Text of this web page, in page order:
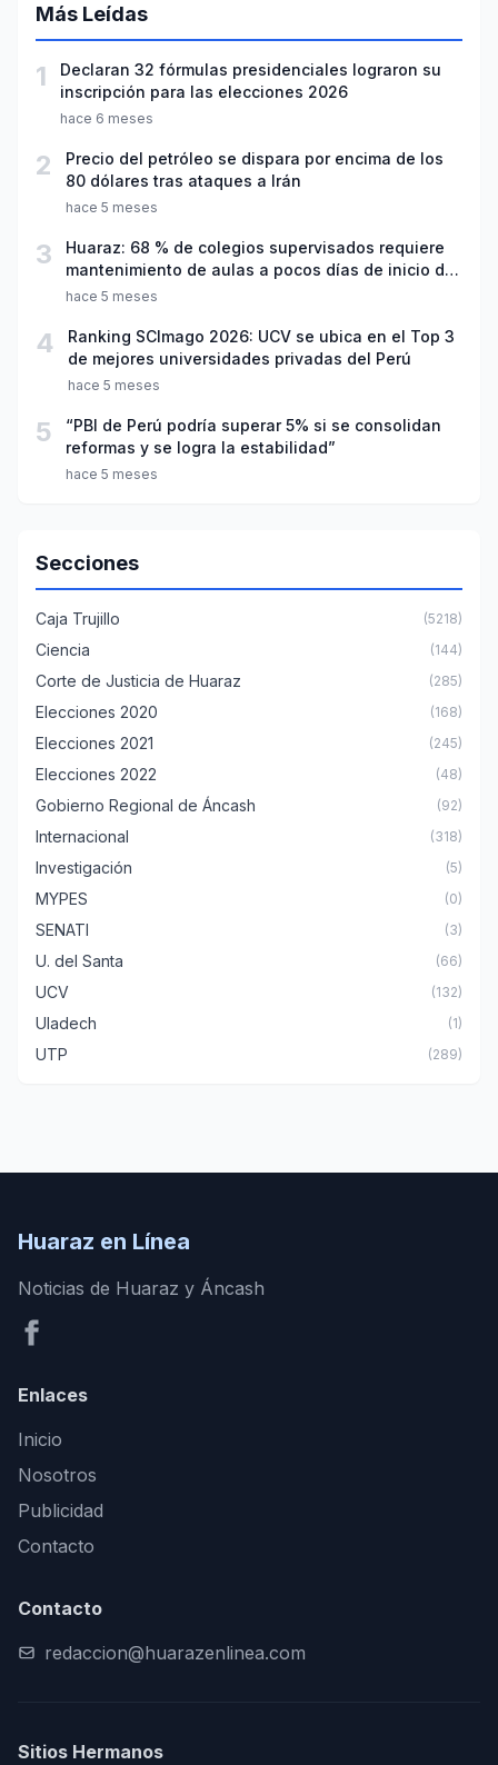
Más Leídas
1
Declaran 32 fórmulas presidenciales lograron su
inscripción para las elecciones 2026
hace 6 meses
2
Precio del petróleo se dispara por encima de los
80 dólares tras ataques a Irán
hace 5 meses
3
Huaraz: 68 % de colegios supervisados requiere
mantenimiento de aulas a pocos días de inicio del
año escolar 2026
hace 5 meses
4
Ranking SCImago 2026: UCV se ubica en el Top 3
de mejores universidades privadas del Perú
hace 5 meses
5
“PBI de Perú podría superar 5% si se consolidan
reformas y se logra la estabilidad”
hace 5 meses
Secciones
Caja Trujillo (5218)
Ciencia (144)
Corte de Justicia de Huaraz (285)
Elecciones 2020 (168)
Elecciones 2021 (245)
Elecciones 2022 (48)
Gobierno Regional de Áncash (92)
Internacional (318)
Investigación (5)
MYPES (0)
SENATI (3)
U. del Santa (66)
UCV (132)
Uladech (1)
UTP (289)
Huaraz en Línea
Noticias de Huaraz y Áncash
Enlaces
Inicio
Nosotros
Publicidad
Contacto
Contacto
redaccion@huarazenlinea.com
Sitios Hermanos